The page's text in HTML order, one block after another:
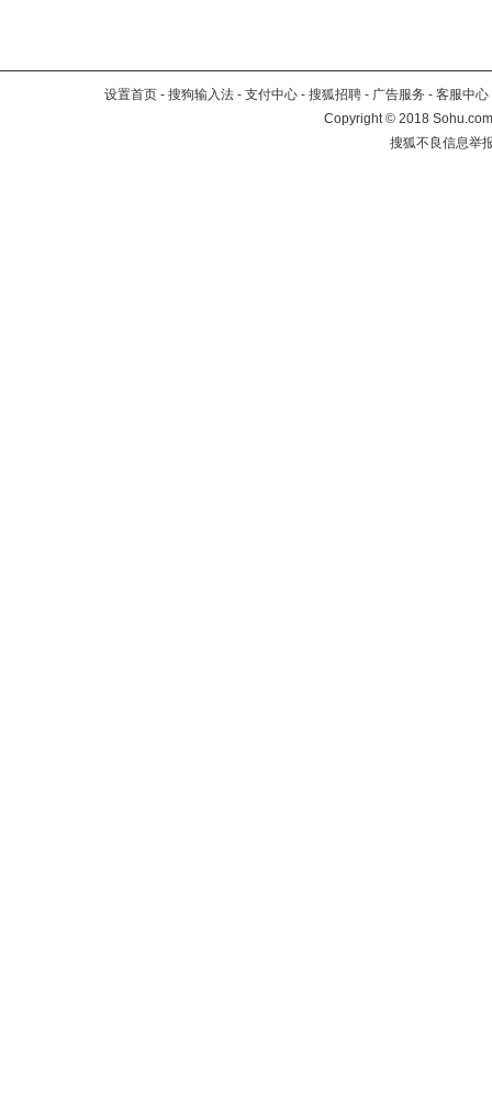
设置首页 - 搜狗输入法 - 支付中心 - 搜狐招聘 - 广告服务 - 客服中心
Copyright©2018
搜狐不良信息举